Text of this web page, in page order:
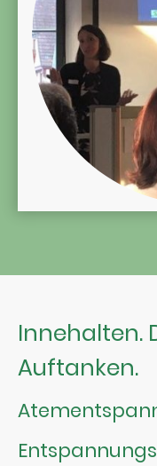
Innehalten.
Auftanken.